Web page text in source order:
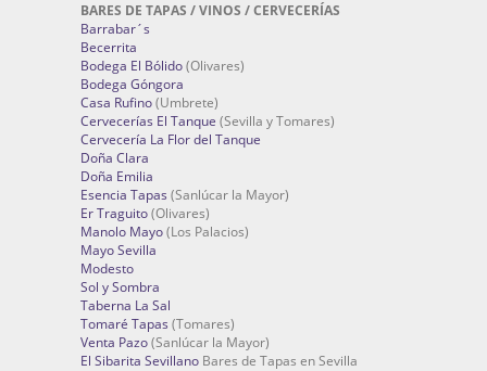
BARES DE TAPAS / VINOS / CERVECERÍAS
Barrabar´s
Becerrita
Bodega El Bólido(Olivares)
Bodega Góngora
Casa Rufino(Umbrete)
Cervecerías El Tanque (Sevilla y Tomares)
Cervecería La Flor del Tanque
Doña Clara
Doña Emilia
Esencia Tapas (Sanlúcar la Mayor)
Er Traguito(Olivares)
Manolo Mayo(Los Palacios)
Mayo Sevilla
Modesto
Sol y Sombra
Taberna La Sal
Tomaré Tapas (Tomares)
Venta Pazo(Sanlúcar la Mayor)
El Sibarita Sevillano Bares de Tapas en Sevilla